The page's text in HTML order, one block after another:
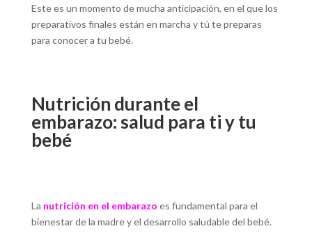
Este es un momento de mucha anticipación, en el que los
preparativos finales están en marcha y tú te preparas
para conocer a tu bebé.
Nutrición durante el
embarazo: salud para ti y tu
bebé
La nutrición en el embarazo es fundamental para el
bienestar de la madre y el desarrollo saludable del bebé.